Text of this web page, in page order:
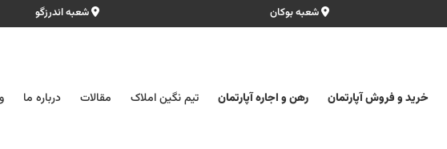
شعبه بوکان شعبه اندرزگو
خرید و فروش آپارتمان رهن و اجاره آپارتمان تیم نگین املاک مقالات درباره ما